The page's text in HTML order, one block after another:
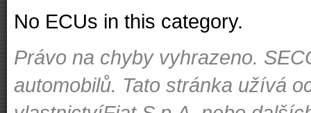
No ECUs in this category.
Právo na chyby vyhrazeno.
automobilů. Tato stránka užívá